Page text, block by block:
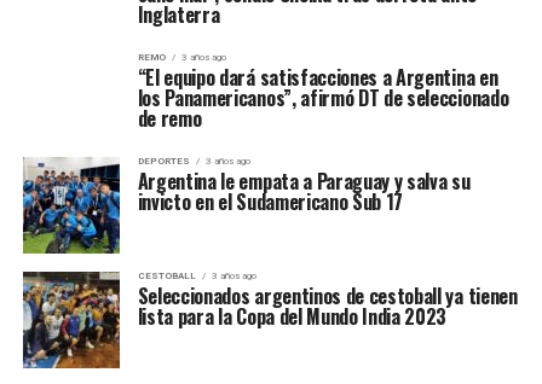
Inglaterra
REMO 3 años ago
“El equipo dará satisfacciones a Argentina en
los Panamericanos”, afirmó DT de seleccionado
de remo
DEPORTES 3 años ago
Argentina le empata a Paraguay y salva su
invicto en el Sudamericano Sub 17
CESTOBALL 3 años ago
Seleccionados argentinos de cestoball ya tienen
lista para la Copa del Mundo India 2023